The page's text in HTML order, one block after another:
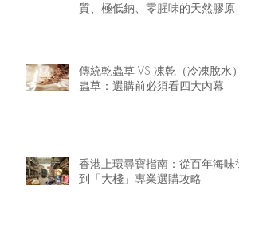
質、極低鈉、零腥味的天然膠原精
傳統乾蟲草 VS 凍乾（冷凍脫水）
蟲草：選購前必須看四大內幕
香港上環尋寶指南：從百年海味街
到「大棧」專業選購攻略